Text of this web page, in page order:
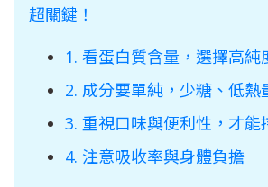
超關鍵！
1. 看蛋白質含量，選擇高純
2. 成分要單純，少糖、低熱
3. 重視口味與便利性，才能
4. 注意吸收率與身體負擔